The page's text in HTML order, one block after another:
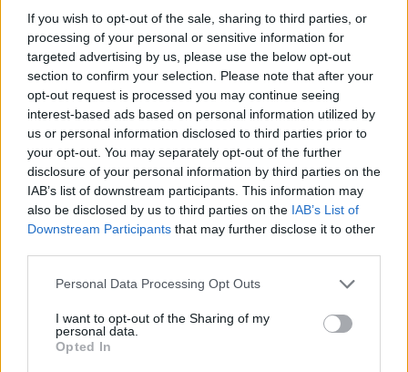
If you wish to opt-out of the sale, sharing to third parties, or
processing of your personal or sensitive information for
targeted advertising by us, please use the below opt-out
section to confirm your selection. Please note that after your
opt-out request is processed you may continue seeing
interest-based ads based on personal information utilized by
us or personal information disclosed to third parties prior to
your opt-out. You may separately opt-out of the further
disclosure of your personal information by third parties on the
IAB’s list of downstream participants. This information may
also be disclosed by us to third parties on the IAB’s List of
Downstream Participants that may further disclose it to other
Personal Data Processing Opt Outs
I want to opt-out of the Sharing of my
personal data.
Opted In
Portfolio
2011. november 09. 11:06
Az Equilor szakértői a mai napra vonatkozóan
eladási pozíció után néztek a német DAX
indexben, míg az ezüst és a General Motors
esetén kedvező hozam/kockázat alapú vételi
pozíció után néztek.
Egymásnak feszül a két minor emelkedő és csökkenő
trendvonal közelében indítanánk el a shortokat két egyenlő
számos ellenállással szembesül a magasabb szinteken.
EQTrader: DAX.ITovábbra is felfelé...